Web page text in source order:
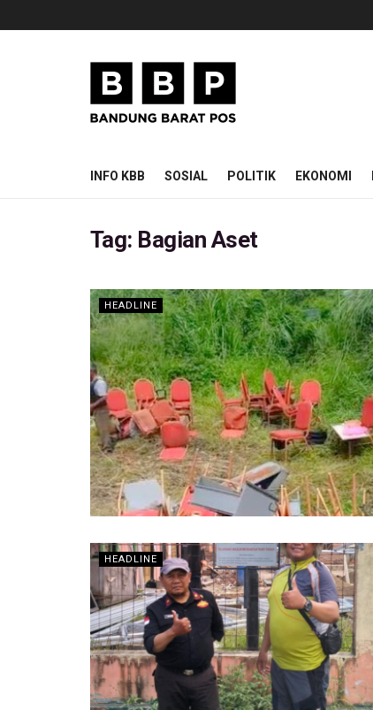
INFO KBB SOSIAL POLITIK EKONOMI
Tag: Bagian Aset
HEADLINE
HEADLINE